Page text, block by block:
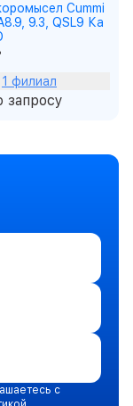
Cummi
9.3, QSL9 Ка
1 филиал
запросу
с